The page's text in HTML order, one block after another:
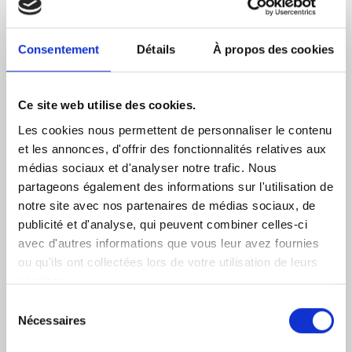
Consentement Détails À propos des cookies
Ce site web utilise des cookies.
Les cookies nous permettent de personnaliser le contenu
et les annonces, d'offrir des fonctionnalités relatives aux
médias sociaux et d'analyser notre trafic. Nous
partageons également des informations sur l'utilisation de
notre site avec nos partenaires de médias sociaux, de
publicité et d'analyse, qui peuvent combiner celles-ci
avec d'autres informations que vous leur avez fournies
ou qu'ils ont collectées lors de votre utilisation de leurs
services.
Nécessaires
inspirée par la sublime simplicité de la Crète, la
famille a donné vie à sa vision en construisant un
hôtel.
de nombreuses récompenses, notre esprit
pionnier nous a poussés à réimaginer ce que peut
être une station balnéaire cinq étoiles. Occupant
une vaste étendue de 20 000 m², nous avons
formulé une nouvelle vision de l'hospitalité
crétoise.
L'hôtel quatre étoiles Kosta Mare, autrefois réputé,
notre déclaration au monde contemporain de